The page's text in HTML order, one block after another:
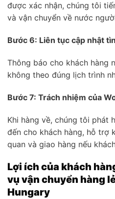
được xác nhận, chúng tôi
và vận chuyển về nước
Bước 6: Liên tục cập nhật
Thông báo cho khách hàng
không theo đúng lịch trình
Bước 7: Trách nhiệm của
Khi hàng về, chúng tôi phát
đến cho khách hàng, hỗ trợ
quan và giao hàng nếu
Lợi ích của khách
vụ vận chuyển hàng
Hungary